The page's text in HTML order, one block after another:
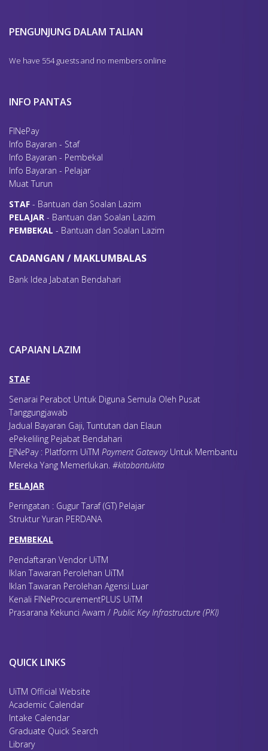
PENGUNJUNG DALAM TALIAN
We have 554 guests and no members online
INFO PANTAS
FINePay
Info Bayaran - Staf
Info Bayaran - Pembekal
Info Bayaran - Pelajar
Muat Turun
STAF - Bantuan dan Soalan Lazim
PELAJAR - Bantuan dan Soalan Lazim
PEMBEKAL - Bantuan dan Soalan Lazim
CADANGAN / MAKLUMBALAS
Bank Idea Jabatan Bendahari
CAPAIAN LAZIM
STAF
Senarai Perabot Untuk Diguna Semula Oleh Pusat
Tanggungjawab
Jadual Bayaran Gaji, Tuntutan dan Elaun
ePekeliling Pejabat Bendahari
FINePay : Platform UiTM Payment GatewayUntuk Membantu
Mereka Yang Memerlukan. #kitabantukita
PELAJAR
Peringatan : Gugur Taraf (GT) Pelajar
Struktur Yuran PERDANA
PEMBEKAL
Pendaftaran Vendor UiTM
Iklan Tawaran Perolehan UiTM
Iklan Tawaran Perolehan Agensi Luar
Kenali FINeProcurementPLUS UiTM
Prasarana Kekunci Awam / Public Key Infrastructure (PKI)
QUICK LINKS
UiTM Official Website
Academic Calendar
Intake Calendar
Graduate Quick Search
Library